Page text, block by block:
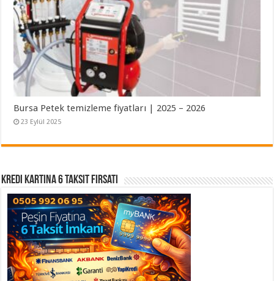
Bursa Petek temizleme fiyatları | 2025 – 2026
23 Eylül 2025
Kredi Kartına 6 Taksit Fırsatı